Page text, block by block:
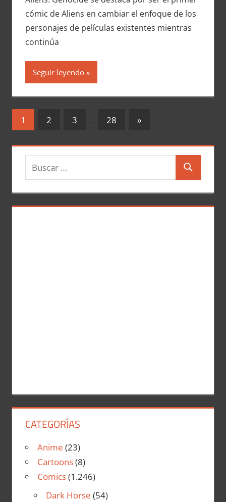
cómic de Aliens en cambiar el enfoque de los
personajes de películas existentes mientras
continúa
Seguir leyendo
Navegación
entradas
1 2 3 28
Entradas
»
u
s
c
s
CATEGORÍAS
Anime (23)
Cartoons(8)
Comics(1.246)
Dark Horse (54)